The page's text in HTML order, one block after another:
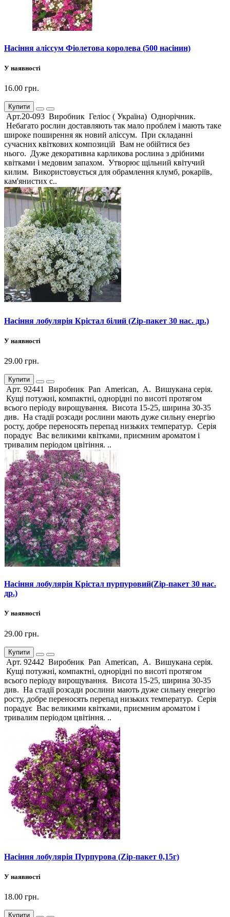
Насіння аліссум Фіолетова королева (500 насінин)
У наявності
16.00 грн.
Купити
Арт.20-093 Виробник Геліос ( Україна) Однорічник.
Небагато рослин доставляють так мало проблем і мають таке
широке поширення як новий аліссум. При складанні
сучасних квіткових композицій Вам не обійтися без
нього. Дуже декоративна карликова рослина з дрібними
квітками і медовим запахом. Утворює щільний квітучий
килим. Використовується для обрамлення клумб, рокаріїв,
кам'янистих с..
Насіння лобулярія Крістал білий (Zip-пакет 30 нас. др.)
У наявності
29.00 грн.
Купити
Арт. 92441 Виробник Pan American, А. Вишукана серія.
Кущі потужні, компактні, однорідні по висоті протягом
всього періоду вирощування. Висота 15-25, ширина 30-35
див. На стадії розсади рослини мають дуже сильну енергію
росту, добре переносять перепад низьких температур. Серія
порадує Вас великими квітками, приємним ароматом і
тривалим періодом цвітіння. ..
Насіння лобулярія Крістал пурпуровий(Zip-пакет 30 нас.
др.)
У наявності
29.00 грн.
Купити
Арт. 92442 Виробник Pan American, А. Вишукана серія.
Кущі потужні, компактні, однорідні по висоті протягом
всього періоду вирощування. Висота 15-25, ширина 30-35
див. На стадії розсади рослини мають дуже сильну енергію
росту, добре переносять перепад низьких температур. Серія
порадує Вас великими квітками, приємним ароматом і
тривалим періодом цвітіння. ..
Насіння лобулярія Пурпурова (Zip-пакет 0,15г)
У наявності
18.00 грн.
Купити